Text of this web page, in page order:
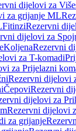
dijelovi za
za grijanje ML
FitinziRezervni
dijelovi za
KoljenaRezervni
za T-komadi
za Prijelazni
Rezervni dijelovi
ČepoviRezervni
dijelovi za
Rezervni dijelovi
za grijanje